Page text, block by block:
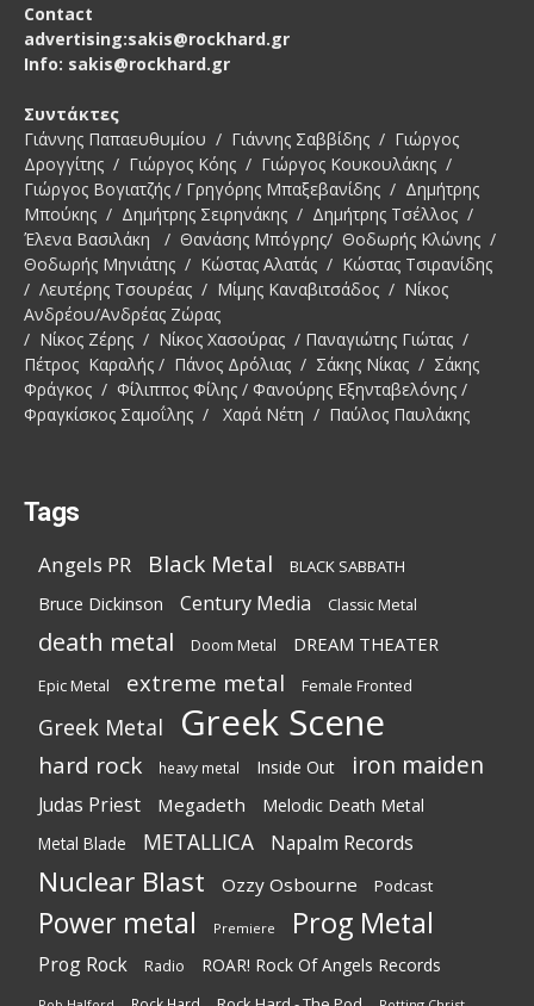
Contact
advertising:sakis@rockhard.gr
Info: sakis@rockhard.gr
Συντάκτες
Γιάννης Παπαευθυμίου / Γιάννης Σαββίδης / Γιώργος
Δρογγίτης / Γιώργος Κόης / Γιώργος Κουκουλάκης /
Γιώργος Βογιατζής / Γρηγόρης Μπαξεβανίδης / Δημήτρης
Μπούκης / Δημήτρης Σειρηνάκης / Δημήτρης Τσέλλος /
Έλενα Βασιλάκη / Θανάσης Μπόγρης/ Θοδωρής Κλώνης /
Θοδωρής Μηνιάτης / Κώστας Αλατάς / Κώστας Τσιρανίδης
/ Λευτέρης Τσουρέας / Μίμης Καναβιτσάδος / Νίκος
Ανδρέου/Ανδρέας Ζώρας
/ Νίκος Ζέρης / Νίκος Χασούρας / Παναγιώτης Γιώτας /
Πέτρος Καραλής / Πάνος Δρόλιας / Σάκης Νίκας / Σάκης
Φράγκος / Φίλιππος Φίλης / Φανούρης Εξηνταβελόνης /
Φραγκίσκος Σαμοΐλης / Χαρά Νέτη / Παύλος Παυλάκης
Tags
Angels PR Black Metal BLACK SABBATH
Bruce Dickinson Century Media Classic Metal
death metal Doom Metal DREAM THEATER
Epic Metal extreme metal Female Fronted
Greek Metal Greek Scene
hard rock heavy metal Inside Out iron maiden
Judas Priest Megadeth Melodic Death Metal
Metal Blade METALLICA Napalm Records
Nuclear Blast Ozzy Osbourne Podcast
Power metal Premiere Prog Metal
Prog Rock Radio ROAR! Rock Of Angels Records